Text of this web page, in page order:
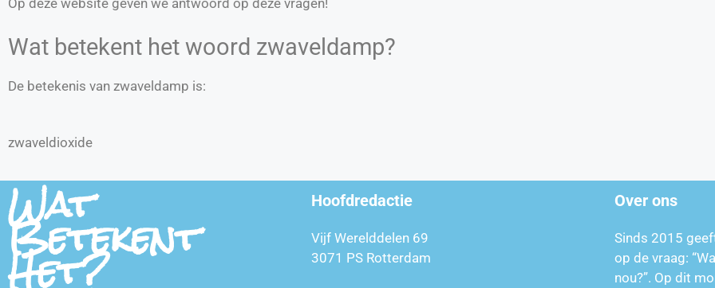
Wat betekent het woord zwaveldamp?
De betekenis van zwaveldamp is:
zwaveldioxide
Wat
Betekent
Het?
Hoofdredactie
Vijf Werelddelen 69
3071 PS Rotterdam
Over ons
Sinds 2015
op de vraag:
nou?”. Op dit